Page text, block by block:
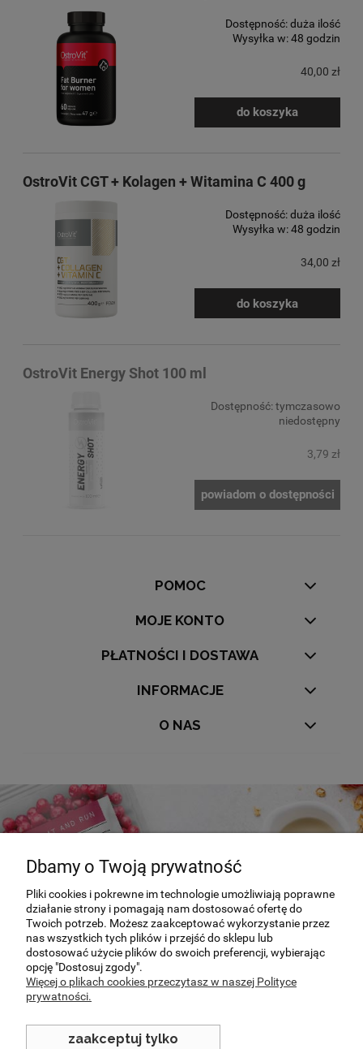
Dostępność:duża ilość
Wysyłka w:48 godzin
40,00 zł
do koszyka
OstroVit CGT + Kolagen + Witamina C 400 g
Dostępność:duża ilość
Wysyłka w:48 godzin
34,00 zł
do koszyka
OstroVit Energy Shot 100 ml
Dostępność:tymczasowo
niedostępny
3,79 zł
powiadom o dostępności
POMOC
MOJE KONTO
PŁATNOŚCI I DOSTAWA
INFORMACJE
O NAS
Specjalnie dla Was
Poznaj nasze nowości i promocje
sprawdź
Dbamy o Twoją prywatność
Pliki cookies i pokrewne im technologie umożliwiają poprawne
działanie strony i pomagają nam dostosować ofertę do
Twoich potrzeb. Możesz zaakceptować wykorzystanie przez
nas wszystkich tych plików i przejść do sklepu lub
dostosować użycie plików do swoich preferencji, wybierając
opcję "Dostosuj zgody".
Więcej o plikach cookies przeczytasz w naszej Polityce
prywatności.
zaakceptuj tylko